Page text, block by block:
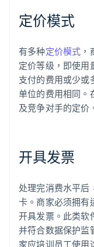
定价模式
有多种定价模式
定价等级，即使用
支付的费用或少或
单位的费用相同。
及竞争对手的定价
开具发票
处理完消费水平后
卡。商家必须拥有
开具发票。此类软
并符合数据保护监
家应培训员工使用
阿联酋
English
爱尔兰